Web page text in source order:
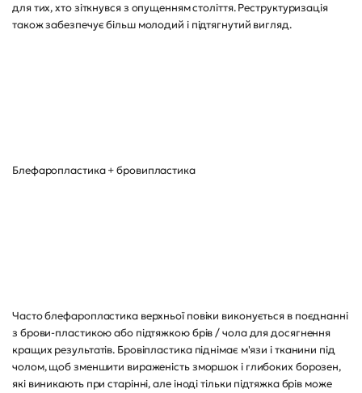
для тих, хто зіткнувся з опущенням століття. Реструктуризація
також забезпечує більш молодий і підтягнутий вигляд.
Блефаропластика + бровипластика
Часто блефаропластика верхньої повіки виконується в поєднанні
з брови-пластикою або підтяжкою брів / чола для досягнення
кращих результатів. Бровіпластика піднімає м'язи і тканини під
чолом, щоб зменшити вираженість зморшок і глибоких борозен,
які виникають при старінні, але іноді тільки підтяжка брів може